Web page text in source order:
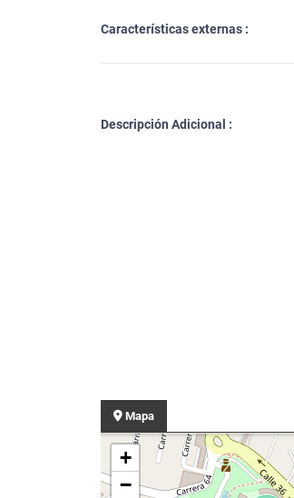
Características externas :
Descripción Adicional :
Mapa
+
−